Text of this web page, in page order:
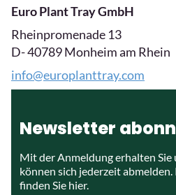
Euro Plant Tray GmbH
Rheinpromenade 13
D- 40789 Monheim am Rhein
info@europlanttray.com
Newsletter
Mit der Anmeldung erhalten Sie
können sich jederzeit
finden Sie hier.